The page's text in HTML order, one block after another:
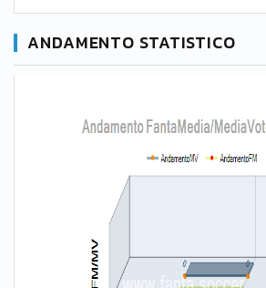
ANDAMENTO STATISTICO